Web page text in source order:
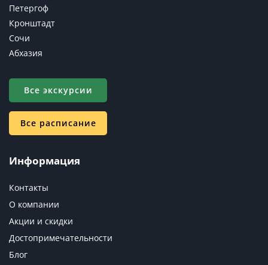
Петергоф
Кронштадт
Сочи
Абхазия
Все экскурсии
Все расписание
Информация
Контакты
О компании
Акции и скидки
Достопримечательности
Блог